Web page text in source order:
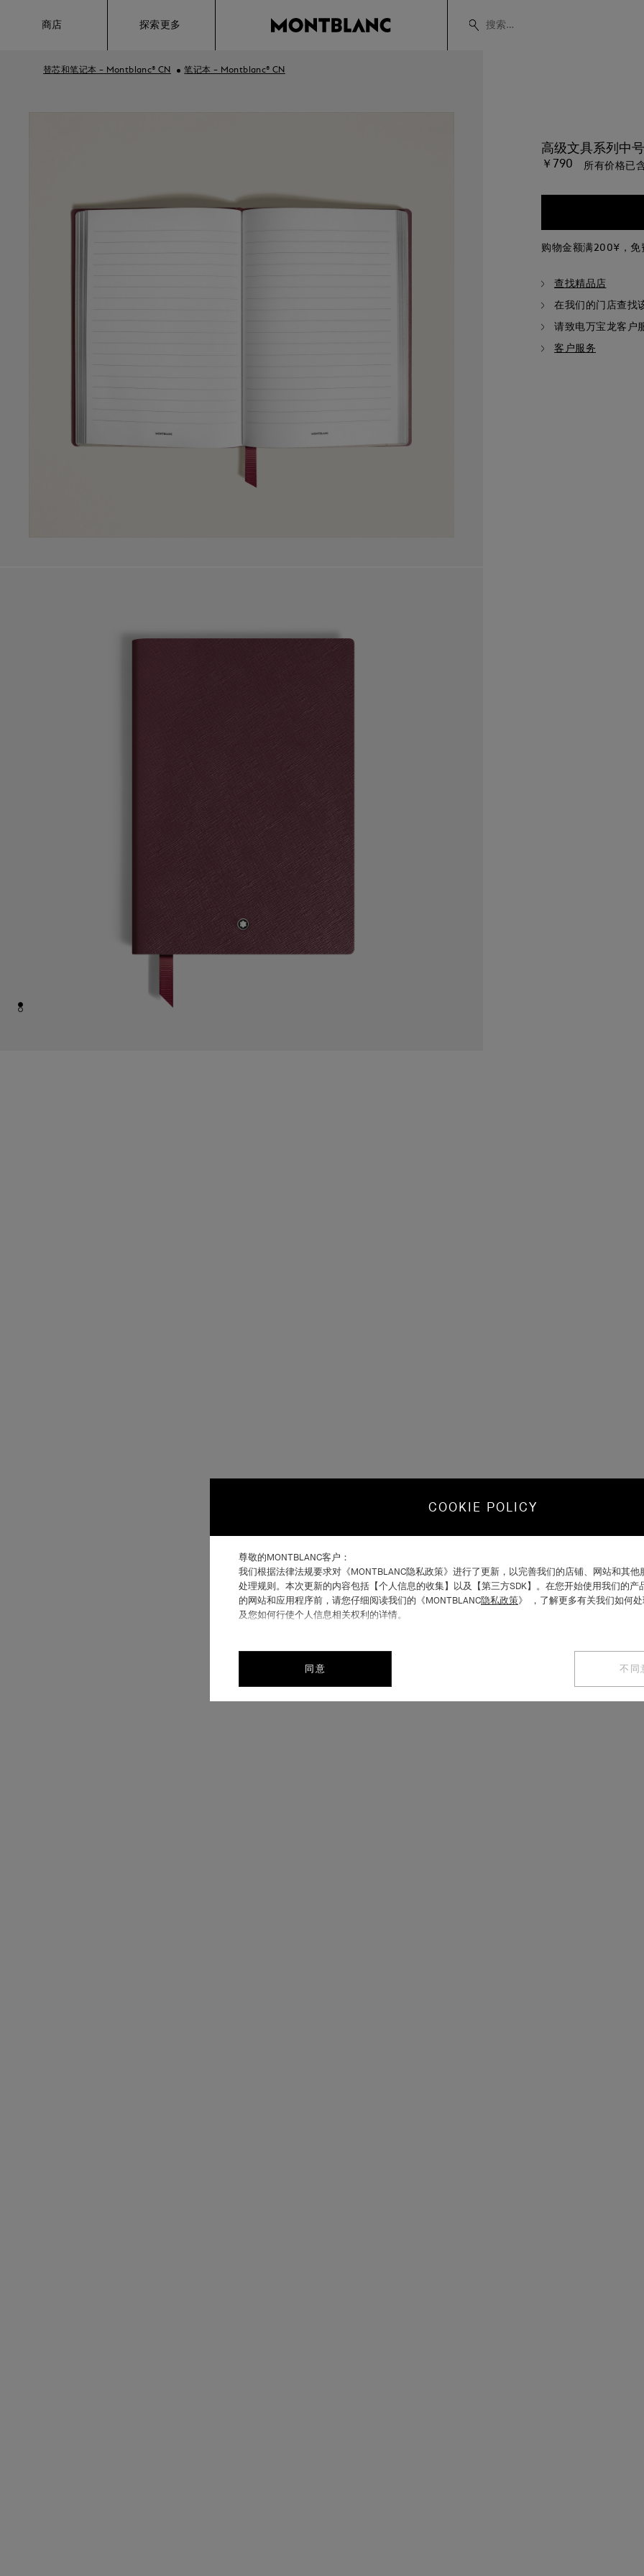
商店 探索更多
替芯和笔记本 – Montblanc® CN 笔记本 – Montblanc® CN
高级文具系列中
￥790 所有价格已
购物金额满200¥，免
查找精品店
在我们的门店查找
请致电万宝龙客户
客户服务
COOKIE POLICY
尊敬的MONTBLANC客户：
我们根据法律法规要求对《MONTBLANC隐私政策》进行了更新，以完善我们的店铺、网站和其
处理规则。本次更新的内容包括【个人信息的收集】以及【第三方SDK】。在您开始使用我们的产
的网站和应用程序前，请您仔细阅读我们的《MONTBLANC隐私政策》 ，了解更多有关我们如何
及您如何行使个人信息相关权利的详情。
同意 不同